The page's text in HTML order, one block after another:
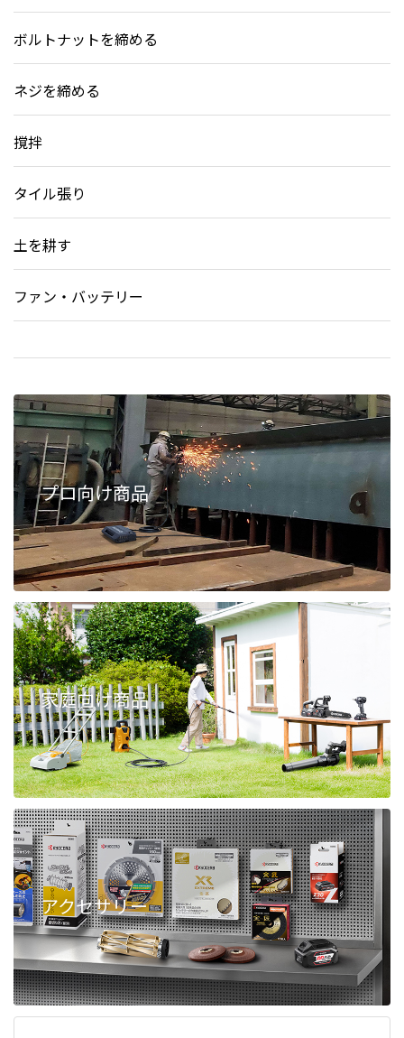
ボルトナットを締める
ネジを締める
撹拌
タイル張り
土を耕す
ファン・バッテリー
プロ向け商品
家庭向け商品
アクセサリー